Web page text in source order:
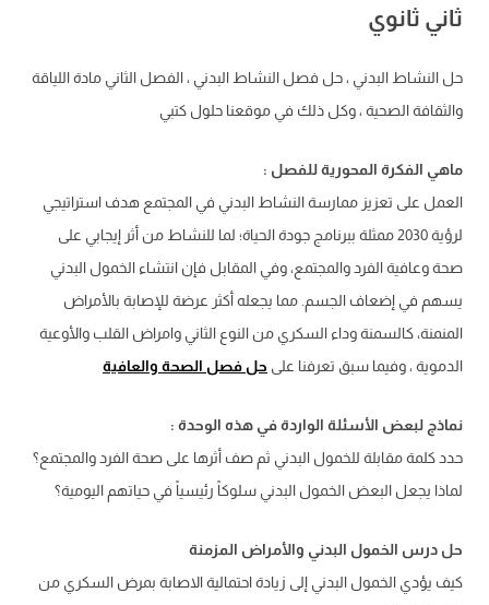
ثاني ثانوي
حل النشاط البدني ، حل فصل النشاط البدني ، الفصل الثاني مادة اللياقة
والثقافة الصحية ، وكل ذلك في موقعنا حلول كتبي
ماهي الفكرة المحورية للفصل :
العمل على تعزيز ممارسة النشاط البدني في المجتمع هدف استراتيجي
لرؤية 2030 ممثلة ببرنامج جودة الحياة؛ لما للنشاط من أثر إيجابي على
صحة وعافية الفرد والمجتمع، وفي المقابل فإن انتشاء الخمول البدني
يسهم في إضعاف الجسم. مما يجعله أكثر عرضة للإصابة بالأمراض
المنمنة، كالسمنة وداء السكري من النوع الثاني وامراض القلب والأوعية
الدموية ، وفيما سبق تعرفنا على حل فصل الصحة والعافية
نماذج لبعض الأسئلة الواردة في هذه الوحدة :
حدد كلمة مقابلة للخمول البدني ثم صف أثرها على صحة الفرد والمجتمع؟
لماذا يجعل البعض الخمول البدني سلوكاً رئيسياً في حياتهم اليومية؟
حل درس الخمول البدني والأمراض المزمنة
كيف يؤدي الخمول البدني إلى زيادة احتمالية الاصابة بمرض السكري من